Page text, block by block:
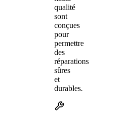
qualité
sont
conçues
pour
permettre
des
réparations
sûres
et
durables.